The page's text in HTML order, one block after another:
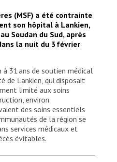
(MSF) a été contrainte
son hôpital à Lankien,
Soudan du Sud, après
la nuit du 3 février
31 ans de soutien médical
de Lankien, qui disposait
limité aux soins
environ
des soins essentiels
de la région se
services médicaux et
évitables.